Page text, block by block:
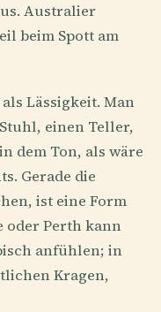
Australier
beim Spott am
Lässigkeit. Man
einen Teller,
dem Ton, als wäre
Gerade die
ist eine Form
oder Perth kann
anfühlen; in
Kragen,